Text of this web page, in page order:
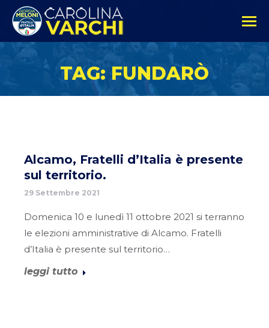
TAG: FUNDARÒ
Alcamo, Fratelli d’Italia è presente
sul territorio.
29 Settembre 2021
Domenica 10 e lunedì 11 ottobre 2021 si terranno
le elezioni amministrative di Alcamo. Fratelli
d’Italia è presente sul territorio…
leggi tutto